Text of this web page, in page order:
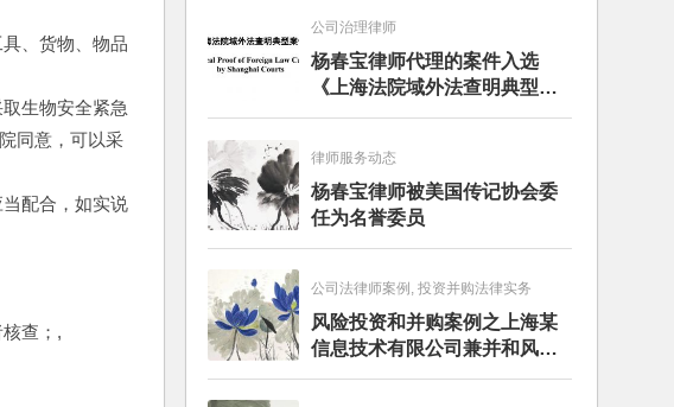
、货物、物品
生物安全紧急
同意，可以采
配合，如实说
查；,
公司治理律师
杨春宝律师代理的案件入选
《上海法院域外法查明典型案
例》
律师服务动态
杨春宝律师被美国传记协会委
任为名誉委员
公司法律师案例, 投资并购法律实务
风险投资和并购案例之上海某
信息技术有限公司兼并和风险
投资服务